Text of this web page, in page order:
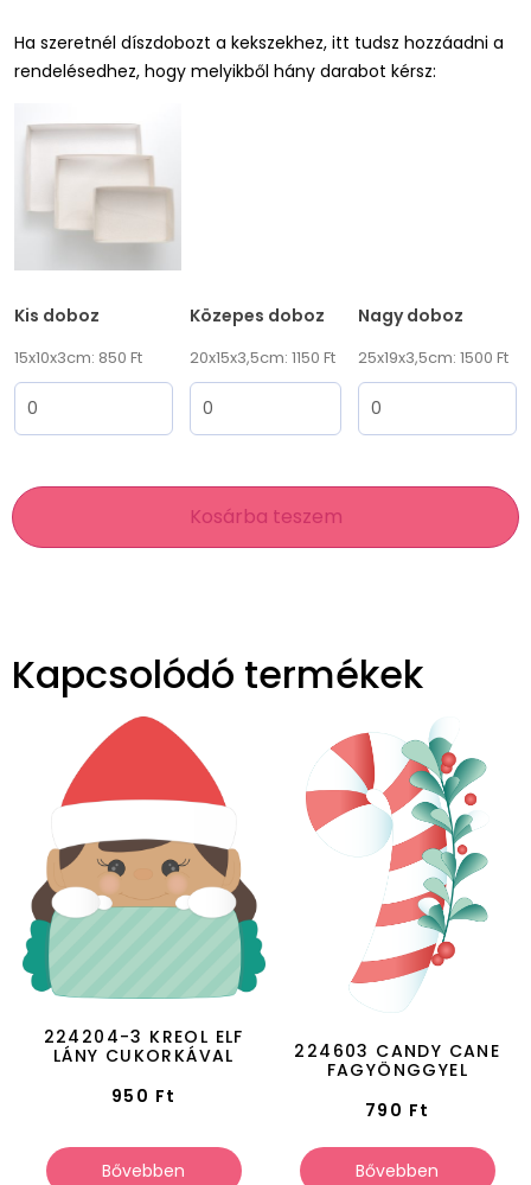
Ha szeretnél díszdobozt a kekszekhez, itt tudsz hozzáadni a
rendelésedhez, hogy melyikből hány darabot kérsz:
Kis doboz
15x10x3cm: 850 Ft
Közepes doboz
20x15x3,5cm: 1150 Ft
Nagy doboz
25x19x3,5cm: 1500 Ft
Kosárba teszem
Kapcsolódó termékek
224204-3 KREOL ELF
LÁNY CUKORKÁVAL
950 Ft
Bővebben
224603 CANDY CANE
FAGYÖNGGYEL
790 Ft
Bővebben